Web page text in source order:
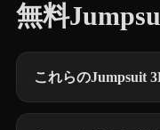
無料
これらのJumpsuit